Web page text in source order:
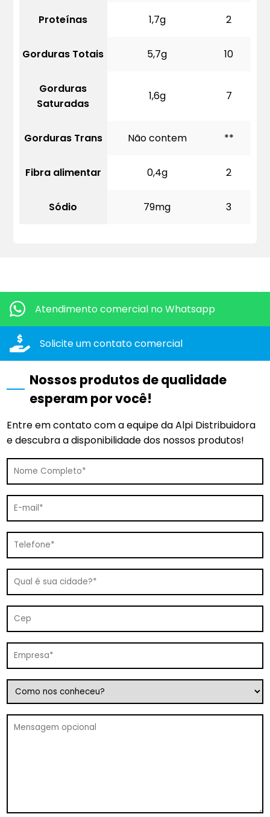
Proteínas 1,7g 2
Gorduras Totais 5,7g 10
Gorduras
Saturadas
1,6g 7
Gorduras Trans Não contem **
Fibra alimentar 0,4g 2
Sódio 79mg 3
Atendimento comercial no Whatsapp
Solicite um contatocomercial
Nossos produtos de qualidade
esperam por você!
Entre em contato com a equipe da Alpi Distribuidora
e descubra a disponibilidade dos nossos produtos!